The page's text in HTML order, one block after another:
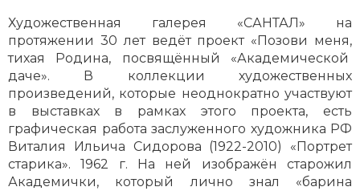
Художественная галерея «САНТАЛ» на
протяжении 30 лет ведёт проект «Позови меня,
тихая Родина, посвящённый «Академической
даче». В коллекции художественных
произведений, которые неоднократно участвуют
в выставках в рамках этого проекта, есть
графическая работа заслуженного художника РФ
Виталия Ильича Сидорова (1922-2010) «Портрет
старика». 1962 г. На ней изображён старожил
Академички, который лично знал «барина